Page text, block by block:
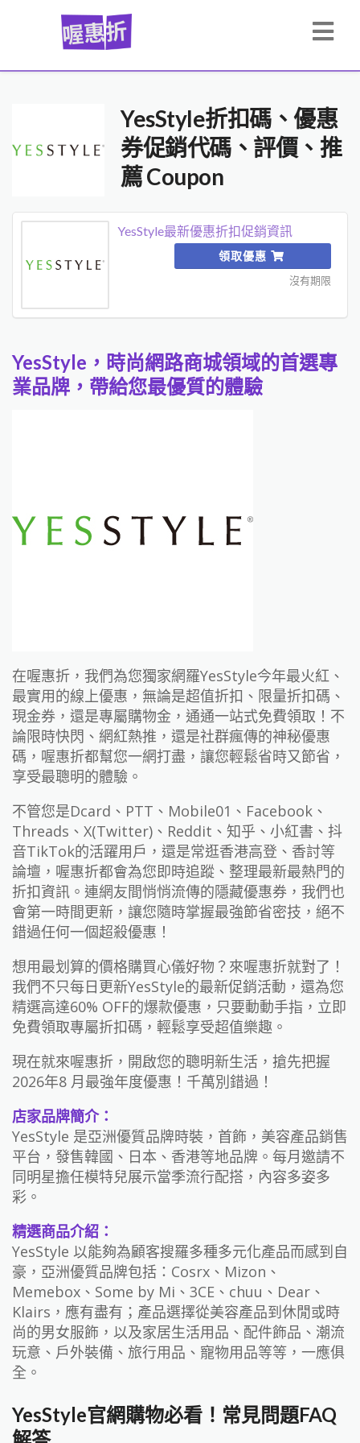
YesStyle折扣碼、優惠
券促銷代碼、評價、推
薦 Coupon
YesStyle最新優惠折扣促銷資訊
領取優惠
沒有期限
YesStyle，時尚網路商城領域的首選專
業品牌，帶給您最優質的體驗
在喔惠折，我們為您獨家網羅YesStyle今年最火紅、
最實用的線上優惠，無論是超值折扣、限量折扣碼、
現金券，還是專屬購物金，通通一站式免費領取！不
論限時快閃、網紅熱推，還是社群瘋傳的神秘優惠
碼，喔惠折都幫您一網打盡，讓您輕鬆省時又節省，
享受最聰明的體驗。
不管您是Dcard、PTT、Mobile01、Facebook、
Threads、X(Twitter)、Reddit、知乎、小紅書、抖
音TikTok的活躍用戶，還是常逛香港高登、香討等
論壇，喔惠折都會為您即時追蹤、整理最新最熱門的
折扣資訊。連網友間悄悄流傳的隱藏優惠券，我們也
會第一時間更新，讓您隨時掌握最強節省密技，絕不
錯過任何一個超殺優惠！
想用最划算的價格購買心儀好物？來喔惠折就對了！
我們不只每日更新YesStyle的最新促銷活動，還為您
精選高達60% OFF的爆款優惠，只要動動手指，立即
免費領取專屬折扣碼，輕鬆享受超值樂趣。
現在就來喔惠折，開啟您的聰明新生活，搶先把握
2026年8 月最強年度優惠！千萬別錯過！
店家品牌簡介：
YesStyle 是亞洲優質品牌時裝，首飾，美容產品銷售
平台，發售韓國、日本、香港等地品牌。每月邀請不
同明星擔任模特兒展示當季流行配搭，內容多姿多
彩。
精選商品介紹：
YesStyle 以能夠為顧客搜羅多種多元化產品而感到自
豪，亞洲優質品牌包括：Cosrx、Mizon、
Memebox、Some by Mi、3CE、chuu、Dear、
Klairs，應有盡有；產品選擇從美容產品到休閒或時
尚的男女服飾，以及家居生活用品、配件飾品、潮流
玩意、戶外裝備、旅行用品、寵物用品等等，一應俱
全。
YesStyle官網購物必看！常見問題FAQ
解答